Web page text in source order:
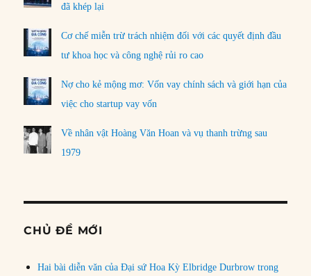
đã khép lại
Cơ chế miễn trừ trách nhiệm đối với các quyết định đầu
tư khoa học và công nghệ rủi ro cao
Nợ cho kẻ mộng mơ: Vốn vay chính sách và giới hạn của
việc cho startup vay vốn
Về nhân vật Hoàng Văn Hoan và vụ thanh trừng sau
1979
CHỦ ĐỀ MỚI
Hai bài diễn văn của Đại sứ Hoa Kỳ Elbridge Durbrow trong